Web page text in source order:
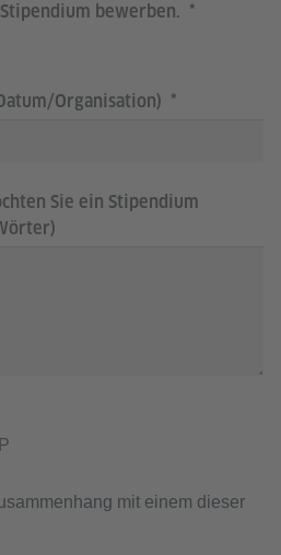
bewerben.
Organisation)
Sie ein Stipendium
mit einem dieser